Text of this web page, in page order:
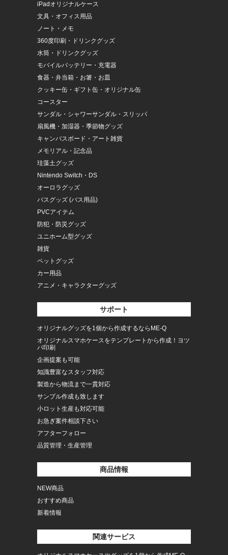
iPadオリジナルケース
文具・オフィス用品
ノート・メモ
360度印刷・ドリンクグッズ
水筒・ドリンクグッズ
モバイルバッテリー・充電器
食器・弁当箱・お箸・お皿
クッキー缶・ギフト缶・オリジナル缶
コースター
サンダル・シャワーサンダル・スリッパ
扇風機・加湿器・季節物グッズ
キャンバスボード・アート雑貨
メモリアル・記念品
珪藻土グッズ
Nintendo Switch・DS
オーロラグッズ
バスグッズ (バス用品)
PVCアイテム
防犯・防災グッズ
ユニホーム型グッズ
雑貨
ペットグッズ
カー用品
アニメ・キャラクターグッズ
サポート
オリジナルグッズを1個から作成するならME-Q
オリジナルスマホケースをテンプレートから作成！ヨツ
バ印刷
企画提案も可能
知識豊富なスタッフ対応
製造から物流まで一貫対応
サンプル作成も致します
小ロット生産も対応可能
お急ぎ案件相談下さい
アフターフォロー
品質管理・生産管理
商品情報
NEW商品
おすすめ商品
新着情報
関連サービス